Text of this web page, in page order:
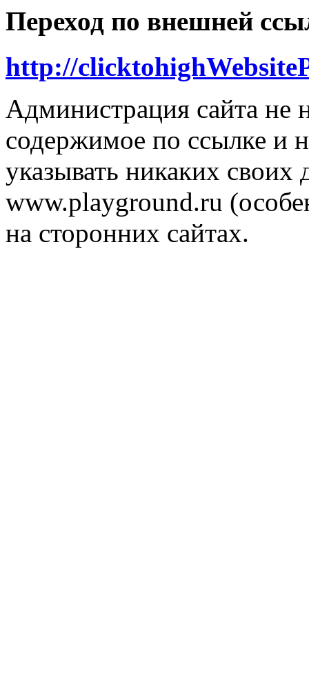
Переход по внешней
http://
Администрация сайта не
содержимое по ссылке и
указывать никаких
www.playground.ru
на сторонних сайтах.